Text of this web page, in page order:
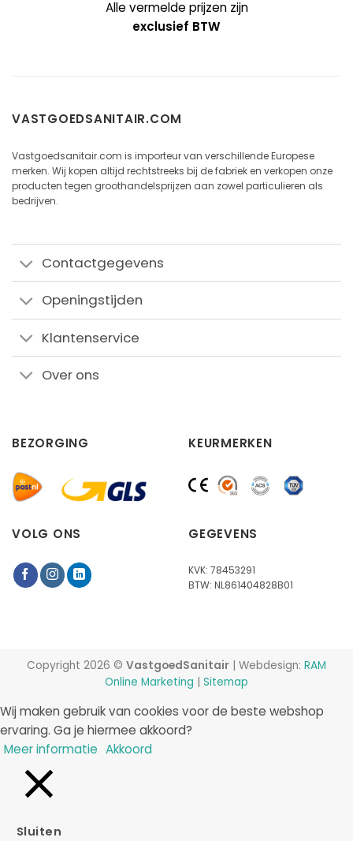
Alle vermelde prijzen zijn
exclusief BTW
VASTGOEDSANITAIR.COM
Vastgoedsanitair.com is importeur van verschillende Europese
merken. Wij kopen altijd rechtstreeks bij de fabriek en verkopen onze
producten tegen groothandelsprijzen aan zowel particulieren als
bedrijven.
Contactgegevens
Openingstijden
Klantenservice
Over ons
BEZORGING KEURMERKEN
VOLG ONS GEGEVENS
KVK: 78453291
BTW: NL861404828B01
Copyright 2026 © VastgoedSanitair | Webdesign: RAM
Online Marketing | Sitemap
Wij maken gebruik van cookies voor de beste webshop
ervaring. Ga je hiermee akkoord?
Meer informatie Akkoord
Sluiten